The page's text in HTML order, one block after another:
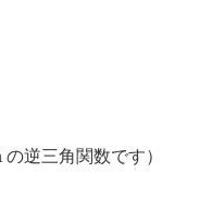
の逆三角関数です）